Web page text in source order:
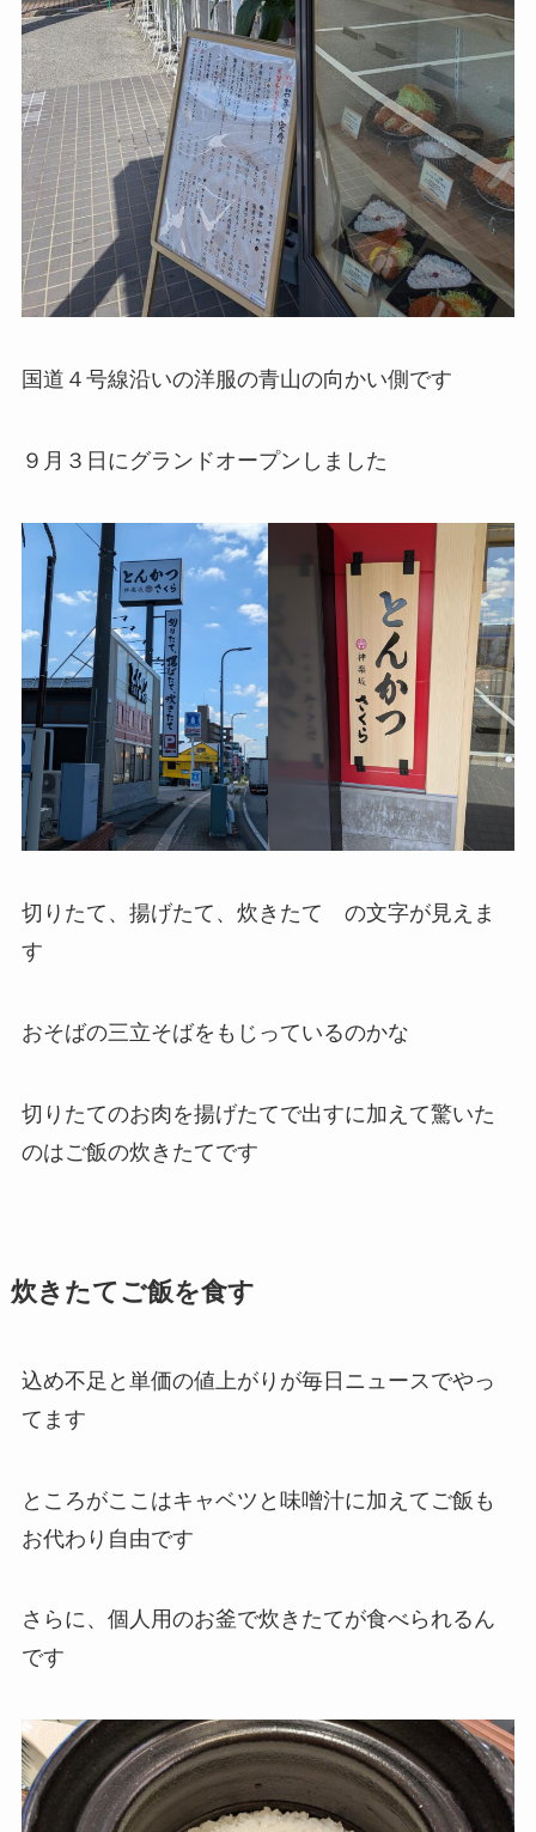
国道４号線沿いの洋服の青山の向かい側です
９月３日にグランドオープンしました
切りたて、揚げたて、炊きたて の文字が見えま
す
おそばの三立そばをもじっているのかな
切りたてのお肉を揚げたてで出すに加えて驚いた
のはご飯の炊きたてです
炊きたてご飯を食す
込め不足と単価の値上がりが毎日ニュースでやっ
てます
ところがここはキャベツと味噌汁に加えてご飯も
お代わり自由です
さらに、個人用のお釜で炊きたてが食べられるん
です